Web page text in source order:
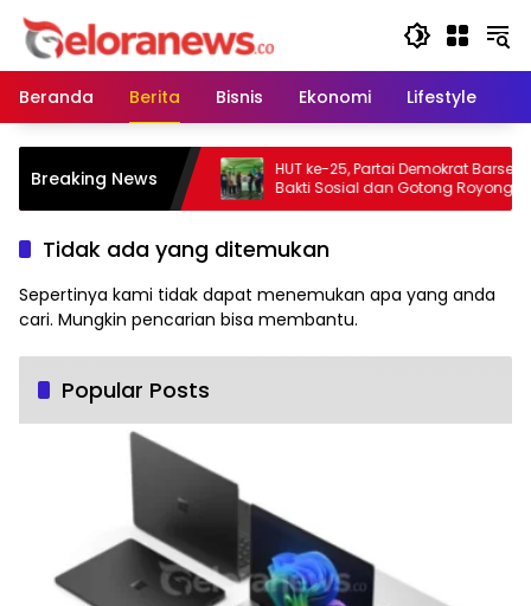
Langsung
konten
Beranda
Berita Bisnis Ekonomi Lifestyle
Breaking News
Kontingen Pramuka
XXII di Cibubur
HUT ke-25, Partai Demokrat Barsel
Bakti Sosial dan Gotong Royong di
Langgar Nurul Ashfiya
Tidak ada yang ditemukan
Sepertinya kami tidak dapat menemukan apa yang anda
cari. Mungkin pencarian bisa membantu.
Popular Posts